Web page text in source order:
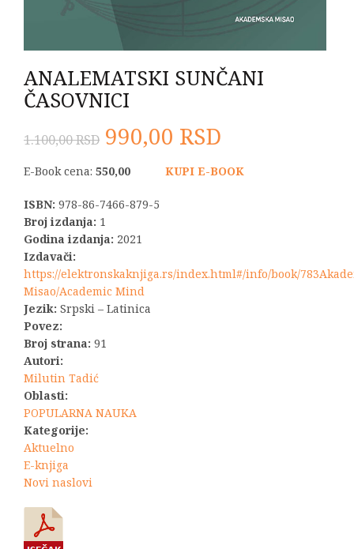
ANALEMATSKI SUNČANI
ČASOVNICI
1.100,00RSD Originalna
cena
je
bila:
1.100,00 RSD.
990,00 RSD
cena
E-Book cena: 550,00 KUPI E-BOOK
ISBN: 978-86-7466-879-5
Broj izdanja: 1
Godina izdanja: 2021
Izdavači:
https://elektronskaknjiga.rs/index.html#/info/book/
Misao/Academic Mind
Jezik: Srpski – Latinica
Povez:
Broj strana: 91
Autori:
Milutin Tadić
Oblasti:
POPULARNA NAUKA
Kategorije:
Aktuelno
E-knjiga
Novi naslovi